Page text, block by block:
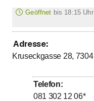
Geöffnet bis 18:15 Uhr
Montag
Dienstag
Mittwoch
Donnerstag
Adresse:
Kruseckgasse 28, 7304
Telefon:
081 302 12 06*